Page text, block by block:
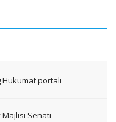
Hukumat portali
Majlisi Senati